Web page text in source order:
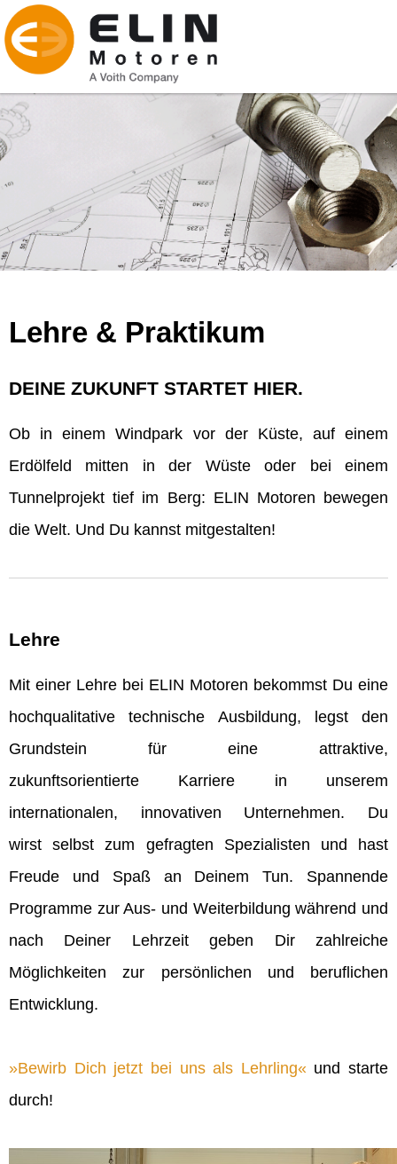
Lehre & Praktikum
DEINE ZUKUNFT STARTET HIER.
Ob in einem Windpark vor der Küste, auf einem
Erdölfeld mitten in der Wüste oder bei einem
Tunnelprojekt tief im Berg: ELIN Motoren bewegen
die Welt. Und Du kannst mitgestalten!
Lehre
Mit einer Lehre bei ELIN Motoren bekommst Du eine
hochqualitative technische Ausbildung, legst den
Grundstein für eine attraktive,
zukunftsorientierte Karriere in unserem
internationalen, innovativen Unternehmen. Du
wirst selbst zum gefragten Spezialisten und hast
Freude und Spaß an Deinem Tun. Spannende
Programme zur Aus- und Weiterbildung während und
nach Deiner Lehrzeit geben Dir zahlreiche
Möglichkeiten zur persönlichen und beruflichen
Entwicklung.
Bewirb Dich jetzt bei uns als Lehrling und starte
durch!